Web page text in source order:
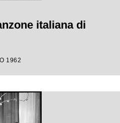
italiana di
1962